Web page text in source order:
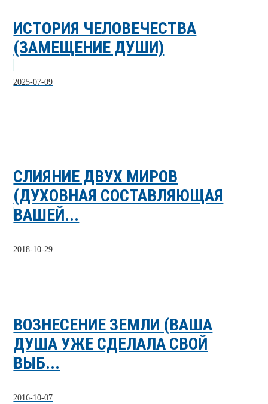
ИСТОРИЯ ЧЕЛОВЕЧЕСТВА
(ЗАМЕЩЕНИЕ ДУШИ)
2025-07-09
СЛИЯНИЕ ДВУХ МИРОВ
(ДУХОВНАЯ СОСТАВЛЯЮЩАЯ
ВАШЕЙ...
2018-10-29
ВОЗНЕСЕНИЕ ЗЕМЛИ (ВАША
ДУША УЖЕ СДЕЛАЛА СВОЙ
ВЫБ...
2016-10-07